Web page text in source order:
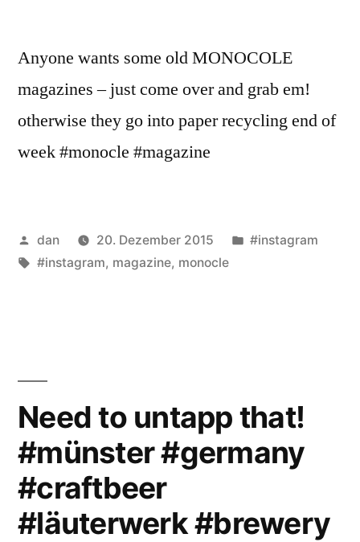
Anyone wants some old MONOCOLE
magazines – just come over and grab em!
otherwise they go into paper recycling end of
week #monocle #magazine
Veröffentlicht
von
dan 20. Dezember 2015
Veröffentlicht
#instagram
Schlagwörter:
#instagram, magazine, monocle
Need to untapp that!
#münster #germany
#craftbeer
#läuterwerk #brewery